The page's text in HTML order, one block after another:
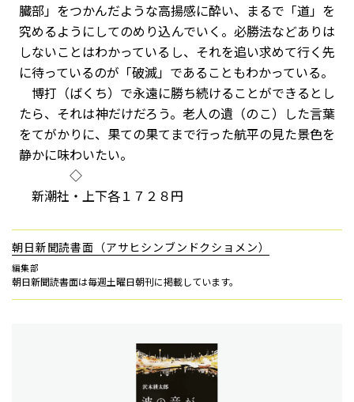
臓部」をつかんだような高揚感に酔い、まるで「道」を
究めるようにしてのめり込んでいく。必勝法などありは
しないことはわかっているし、それを追い求めて行く先
に待っているのが「破滅」であることもわかっている。
博打（ばくち）で永遠に勝ち続けることができるとし
たら、それは神だけだろう。老人の遺（のこ）した言葉
をてがかりに、果ての果てまで行った航平の見た景色を
静かに味わいたい。
◇
新潮社・上下各１７２８円
朝日新聞読書面（アサヒシンブンドクショメン）
編集部
朝日新聞読書面は毎週土曜日朝刊に掲載しています。